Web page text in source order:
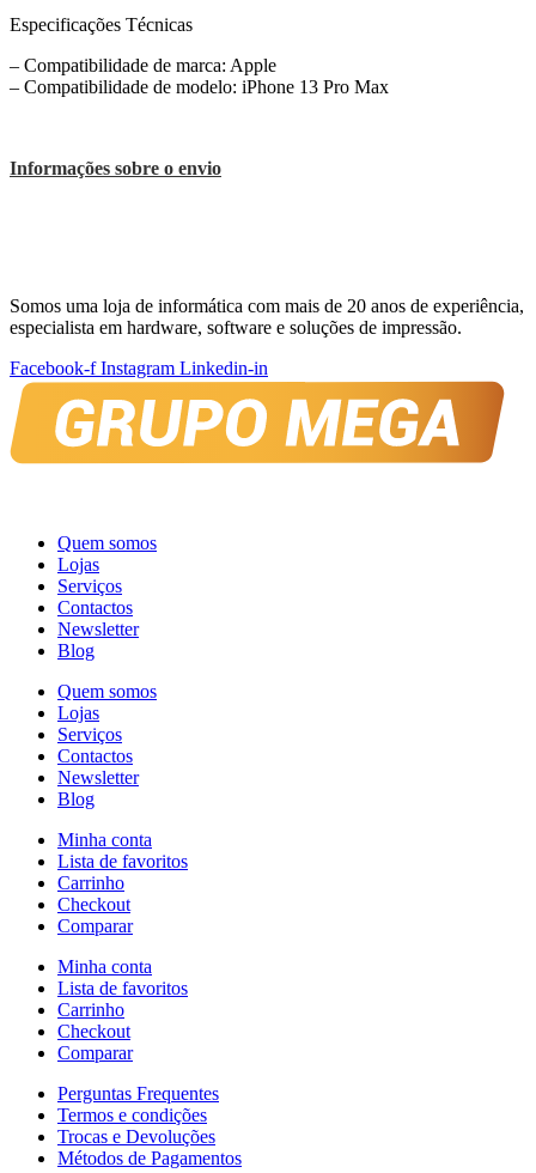
Especificações Técnicas
– Compatibilidade de marca: Apple
– Compatibilidade de modelo: iPhone 13 Pro Max
Informações sobre o envio
Somos uma loja de informática com mais de 20 anos de experiência,
especialista em hardware, software e soluções de impressão.
Facebook-f Instagram Linkedin-in
Quem somos
Lojas
Serviços
Contactos
Newsletter
Blog
Quem somos
Lojas
Serviços
Contactos
Newsletter
Blog
Minha conta
Lista de favoritos
Carrinho
Checkout
Comparar
Minha conta
Lista de favoritos
Carrinho
Checkout
Comparar
Perguntas Frequentes
Termos e condições
Trocas e Devoluções
Métodos de Pagamentos